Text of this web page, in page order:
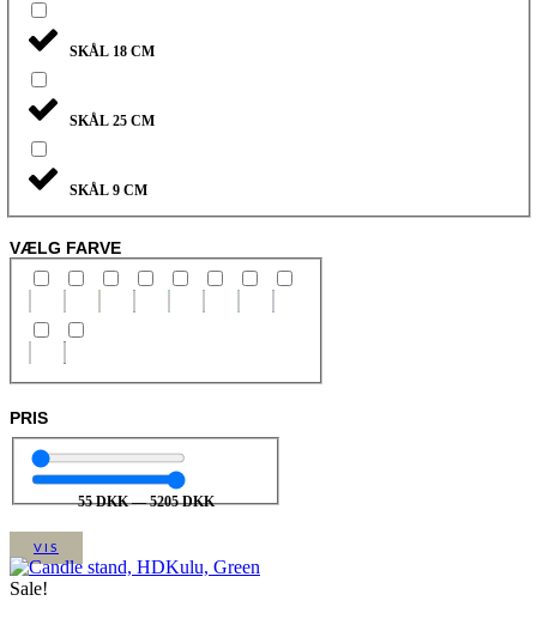
SKÅL 18 CM
SKÅL 25 CM
SKÅL 9 CM
VÆLG FARVE
PRIS
55DKK—5205DKK
VIS
Sale!